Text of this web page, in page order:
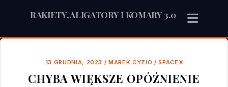
RAKIETY, ALIGATORY I KOMARY 3.0
13 GRUDNIA, 2023 /MAREK CYZIO /SPACEX
CHYBA WIĘKSZE OPÓŹNIENIE